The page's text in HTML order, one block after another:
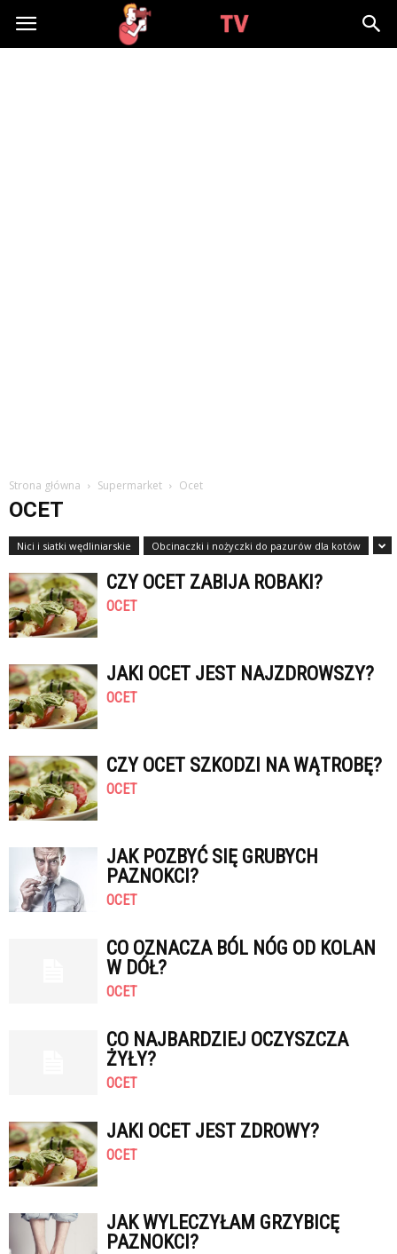
WizjaTV.pl
Strona główna Supermarket Ocet
OCET
Nici i siatki wędliniarskie Obcinaczki i nożyczki do pazurów dla kotów
CZY OCET ZABIJA ROBAKI?
OCET
JAKI OCET JEST NAJZDROWSZY?
OCET
CZY OCET SZKODZI NA WĄTROBĘ?
OCET
JAK POZBYĆ SIĘ GRUBYCH
PAZNOKCI?
OCET
CO OZNACZA BÓL NÓG OD KOLAN
W DÓŁ?
OCET
CO NAJBARDZIEJ OCZYSZCZA
ŻYŁY?
OCET
JAKI OCET JEST ZDROWY?
OCET
JAK WYLECZYŁAM GRZYBICĘ
PAZNOKCI?